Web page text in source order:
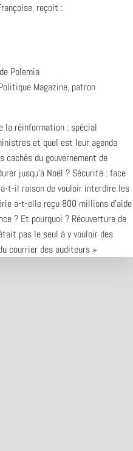
reçoit :
Polemia
Magazine, patron
la réinformation : spécial
et quel est leur agenda
cachés du gouvernement de
jusqu’à Noël ? Sécurité : face
t-il raison de vouloir interdire les
a-t-elle reçu 800 millions d’aide
? Et pourquoi ? Réouverture de
pas le seul à y vouloir des
courrier des auditeurs »